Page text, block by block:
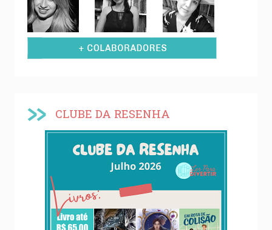
CLUBE DA RESENHA